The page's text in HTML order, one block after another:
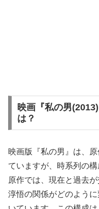
映画『私の男
は？
映画版『私の男』は、
ていますが、時系列の
原作では、現在と過去
淳悟の関係がどのよう